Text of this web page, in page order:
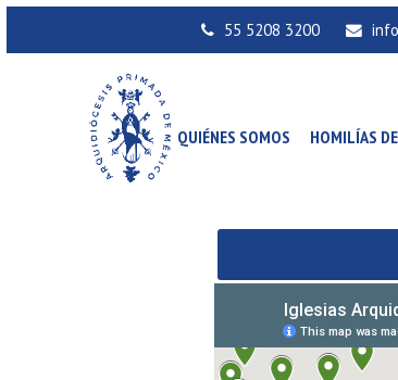
55 5208 3200
QUIÉNES SOMOS HOMILÍAS